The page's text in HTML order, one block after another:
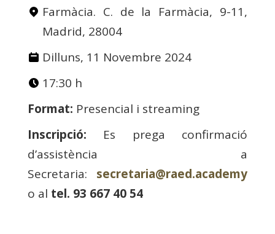
Farmàcia. C. de la Farmàcia, 9-11,
Madrid, 28004
Dilluns, 11 Novembre 2024
17:30 h
Format: Presencial i streaming
Inscripció: Es prega confirmació
d’assistència a
Secretaria: secretaria@raed.academy
o al tel. 93 667 40 54